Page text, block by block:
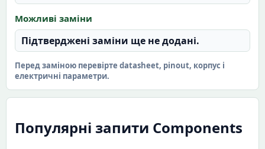
Можливі заміни
Підтверджені заміни ще не додані.
Перед заміною перевірте datasheet, pinout, корпус і
електричні параметри.
Популярні запити Components